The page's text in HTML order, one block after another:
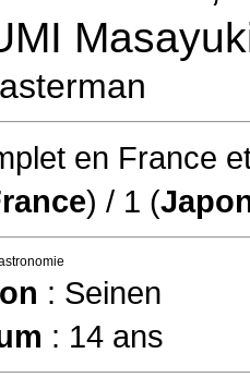
en France
) / 1 (
: Seinen
: 14 ans